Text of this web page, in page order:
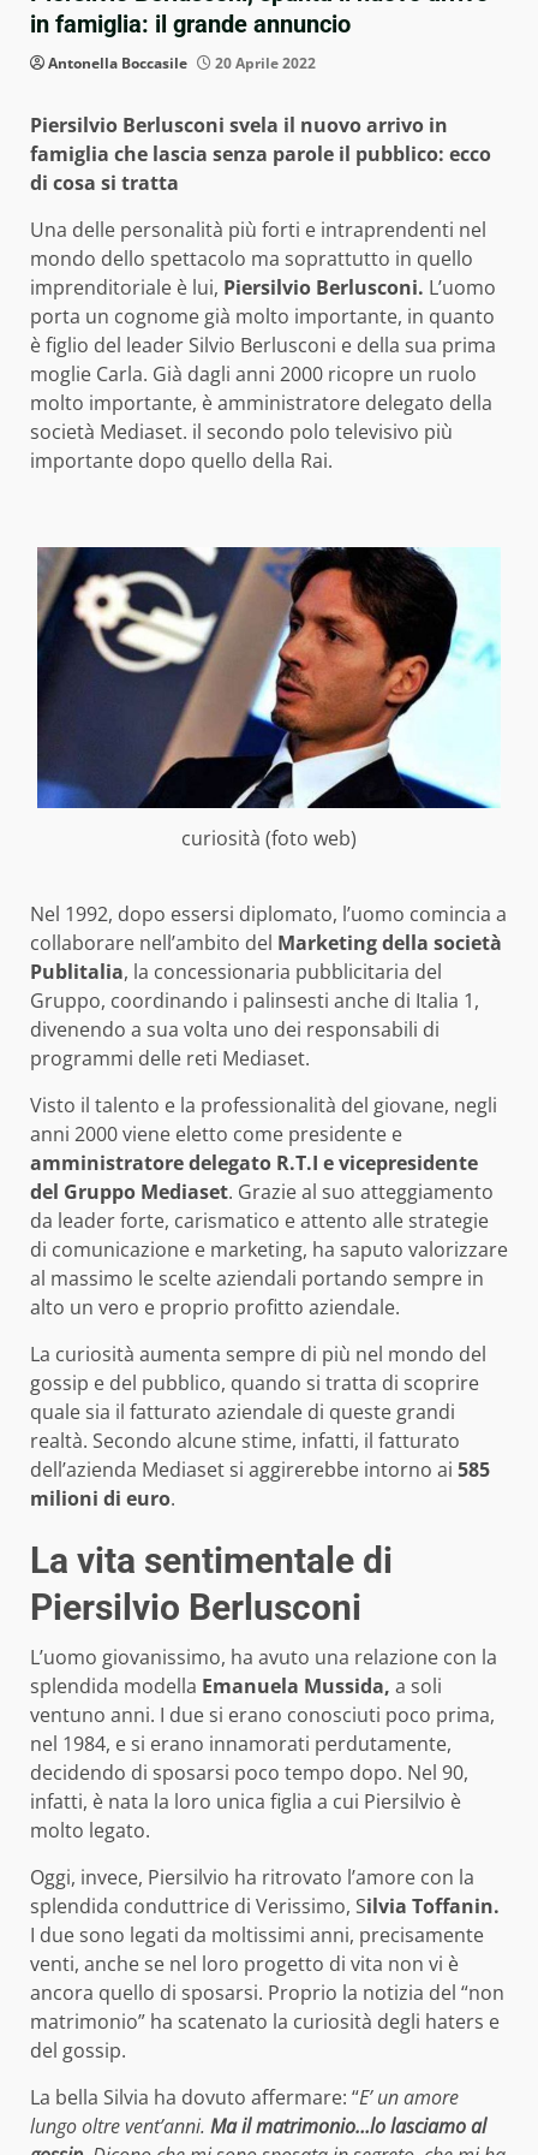
in famiglia: il grande annuncio
Antonella Boccasile 20 Aprile 2022
Piersilvio Berlusconi svela il nuovo arrivo in
famiglia che lascia senza parole il pubblico: ecco
di cosa si tratta
Una delle personalità più forti e intraprendenti nel
mondo dello spettacolo ma soprattutto in quello
imprenditoriale è lui, Piersilvio Berlusconi. L’uomo
porta un cognome già molto importante, in quanto
è figlio del leader Silvio Berlusconi e della sua prima
moglie Carla. Già dagli anni 2000 ricopre un ruolo
molto importante, è amministratore delegato della
società Mediaset. il secondo polo televisivo più
importante dopo quello della Rai.
curiosità (foto web)
Nel 1992, dopo essersi diplomato, l’uomo comincia a
collaborare nell’ambito del Marketing della società
Publitalia, la concessionaria pubblicitaria del
Gruppo, coordinando i palinsesti anche di Italia 1,
divenendo a sua volta uno dei responsabili di
programmi delle reti Mediaset.
Visto il talento e la professionalità del giovane, negli
anni 2000 viene eletto come presidente e
amministratore delegato R.T.I e vicepresidente
del Gruppo Mediaset. Grazie al suo atteggiamento
da leader forte, carismatico e attento alle strategie
di comunicazione e marketing, ha saputo valorizzare
al massimo le scelte aziendali portando sempre in
alto un vero e proprio profitto aziendale.
La curiosità aumenta sempre di più nel mondo del
gossip e del pubblico, quando si tratta di scoprire
quale sia il fatturato aziendale di queste grandi
realtà. Secondo alcune stime, infatti, il fatturato
dell’azienda Mediaset si aggirerebbe intorno ai 585
milioni di euro.
La vita sentimentale di
Piersilvio Berlusconi
L’uomo giovanissimo, ha avuto una relazione con la
splendida modella Emanuela Mussida, a soli
ventuno anni. I due si erano conosciuti poco prima,
nel 1984, e si erano innamorati perdutamente,
decidendo di sposarsi poco tempo dopo. Nel 90,
infatti, è nata la loro unica figlia a cui Piersilvio è
molto legato.
Oggi, invece, Piersilvio ha ritrovato l’amore con la
splendida conduttrice di Verissimo, Silvia Toffanin.
I due sono legati da moltissimi anni, precisamente
venti, anche se nel loro progetto di vita non vi è
ancora quello di sposarsi. Proprio la notizia del “non
matrimonio” ha scatenato la curiosità degli haters e
del gossip.
La bella Silvia ha dovuto affermare: “E’ un amore
lungo oltre vent’anni. Ma il matrimonio…lo lasciamo al